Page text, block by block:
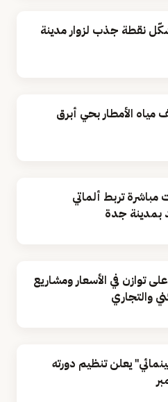
نقطة جذب لزوار مدينة
الأمطار بحي أبرق
تربط ألماتي
جدة
توازن في الأسعار ومشاريع
والتجاري
يعلن تنظيم دورته